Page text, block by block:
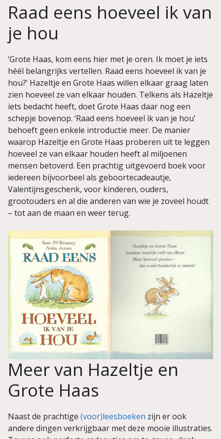
Raad eens hoeveel ik van
je hou
‘Grote Haas, kom eens hier met je oren. Ik moet je iets
héél belangrijks vertellen. Raad eens hoeveel ik van je
hou?’ Hazeltje en Grote Haas willen elkaar graag laten
zien hoeveel ze van elkaar houden. Telkens als Hazeltje
iets bedacht heeft, doet Grote Haas daar nog een
schepje bovenop. ‘Raad eens hoeveel ik van je hou’
behoeft geen enkele introductie meer. De manier
waarop Hazeltje en Grote Haas proberen uit te leggen
hoeveel ze van elkaar houden heeft al miljoenen
mensen betoverd. Een prachtig uitgevoerd boek voor
iedereen bijvoorbeel als geboortecadeautje,
Valentijnsgeschenk, voor kinderen, ouders,
grootouders en al die anderen van wie je zoveel houdt
– tot aan de maan en weer terug.
Meer van Hazeltje en
Grote Haas
Naast de prachtige (voor)leesboeken zijn er ook
andere dingen verkrijgbaar met deze mooie illustraties.